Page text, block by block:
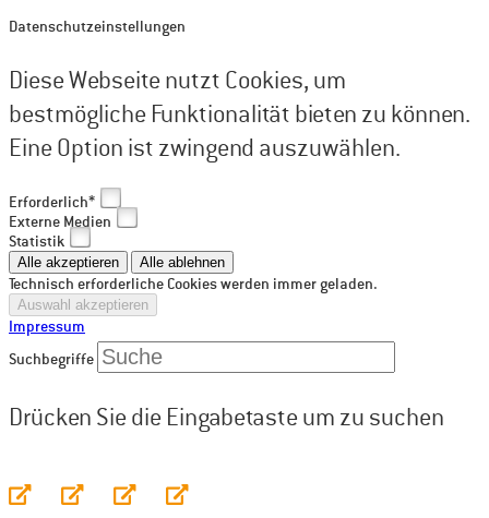
Datenschutzeinstellungen
Diese Webseite nutzt Cookies, um
bestmögliche Funktionalität bieten zu können.
Eine Option ist zwingend auszuwählen.
Erforderlich*
Externe Medien
Statistik
Technisch erforderliche Cookies werden immer geladen.
Impressum
Suchbegriffe
Drücken Sie die Eingabetaste um zu suchen